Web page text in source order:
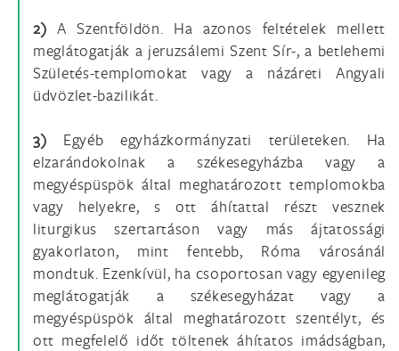
2) A Szentföldön. Ha azonos feltételek mellett
meglátogatják a jeruzsálemi Szent Sír-, a betlehemi
Születés-templomokat vagy a názáreti Angyali
üdvözlet-bazilikát.
3) Egyéb egyházkormányzati területeken. Ha
elzarándokolnak a székesegyházba vagy a
megyéspüspök által meghatározott templomokba
vagy helyekre, s ott áhítattal részt vesznek
liturgikus szertartáson vagy más ájtatossági
gyakorlaton, mint fentebb, Róma városánál
mondtuk. Ezenkívül, ha csoportosan vagy egyenileg
meglátogatják a székesegyházat vagy a
megyéspüspök által meghatározott szentélyt, és
ott megfelelő időt töltenek áhítatos imádságban,